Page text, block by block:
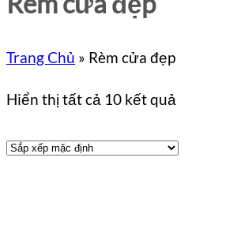
Trang Chủ » Rèm cửa đẹp
Hiển thị tất cả 10 kết quả